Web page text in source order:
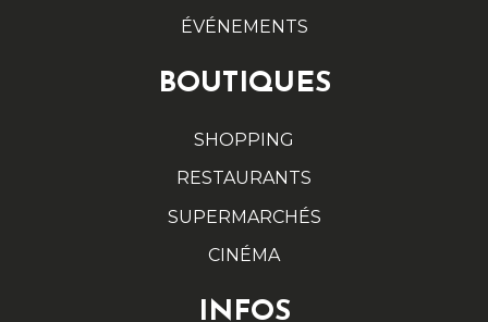
ÉVÉNEMENTS
BOUTIQUES
SHOPPING
RESTAURANTS
SUPERMARCHÉS
CINÉMA
INFOS